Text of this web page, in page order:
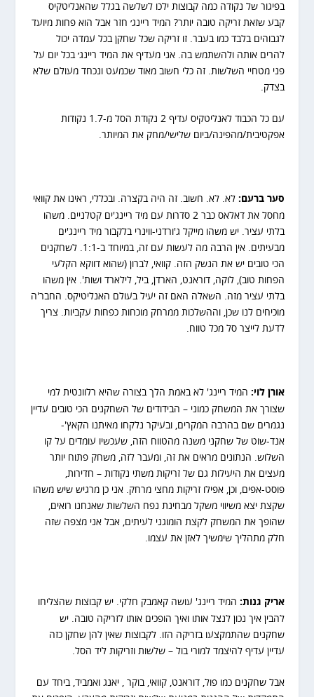
בפיגור של נקודה כמה קבוצות ילכו לשלשה בגלל שהאנליטקיס
קבע שזאת זריקה טובה יותר? המיד ריינג׳ חזר אבל הוא פחות מיועד
לגבוהים בלבד כמו בעבר. זו זריקה שכל שחקן בכל עמדה יכול
להרים אותה ולהשתמש בה. אני מעדיף את המיד ריינג׳ בכל יום על
פני מטחיי השלשות. זה כלי חשוב מאוד שכמעט ונכחד מעולם שלא
בצדק.
עם כל הכבוד לאנליטקיס עדיף 2 נקודת הסל מ-1.7 נקודות
אפקטיבית/מהפינה/ביום שלישי/מחק את המיותר.
סער ברעם:לא. לא. חשוב. זה היה בקצרה. ובכללי, ראינו את קוואי
מחסל את דאלאס כבר 2 סדרות עם מיד ריינג'ים קטלניים. משהו
בלתי עציר. יש משהו מייקל ג'ורדני-ווינרי בלקבור מיד ריינג'ים
מבעיתים. אין הרבה מה לעשות עם זה, במיוחד ב-1:1. לשחקנים
הכי טובים יש את הנשק הזה. קוואי, לברון (שהוא דווקא הקלעי
הפחות טוב), לוקה, דוראנט, הארדן, ביל, לילארד ושות'. אין משהו
בלתי עציר מזה. השאלה האם זה יעיל בעולם האנליטיקס. החבר'ה
מוכיחים לנו שכן, וההשלכות ממרחק מוכחות כפחות עקביות. צריך
לדעת לייצר סל מכל טווח.
אורן לוי: המיד ריינג' לא באמת הלך בצורה שהיא רלוונטית למי
שצורך את המשחק כמוני – הבידודים של השחקנים הכי טובים עדיין
נגמרים שם בהרבה המקרים, ובעיקר נלקחו מאיתנו הקאץ'-
אנד-שוט של שחקני משנה מהטווח הזה, שעכשיו עומדים על קו
השלוש. הנתונים מראים את זה, ומעבר לזה, משחק פתוח יותר
מעצים את היעילות גם של זריקות משתי נקודות – חדירות,
פוסט-אפים, וכן, אפילו זריקות מחצי מרחק. אני כן מרגיש שיש משהו
שקצת יצא משיווי משקל מבחינת נפח השלשות שאנחנו רואים,
שהופך את המשחק לקצת הומוגני לעיתים, אבל אני מצפה שזה
חלק מתהליך שימשיך לאזן את עצמו.
אריק גנות: המיד ריינג' עושה קאמבק חלקי. יש קבוצות שהצליחו
להבין איך נכון לנצל אותו ואיך הופכים אותו לזריקה טובה. יש
שחקנים שהתמקצעו בזריקה הזו. לקבוצות שאין להן שחקן כזה
עדיין עדיף להיצמד למורי בול – שלשות וזריקות ליד הסל.
אבל שחקנים כמו פול, דוראנט, קוואי, בוקר , יאנג ואמביד, ביחד עם